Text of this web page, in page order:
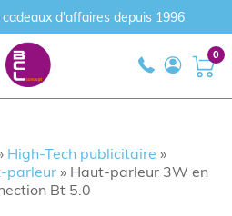
d'affaires depuis 1996
0
High-Tech publicitaire »
parleur » Haut-parleur 3W en
Bt 5.0